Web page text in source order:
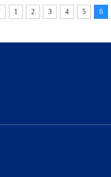
1 2 3 4 5 6